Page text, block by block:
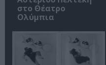
στο Θέατρο
Ολύμπια